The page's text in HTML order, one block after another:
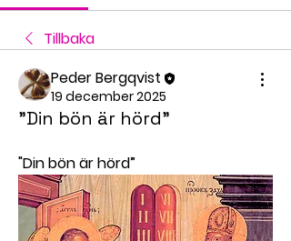
Tillbaka
Peder Bergqvist
19 december 2025
"Din bön är hörd”
"Din bön är hörd”